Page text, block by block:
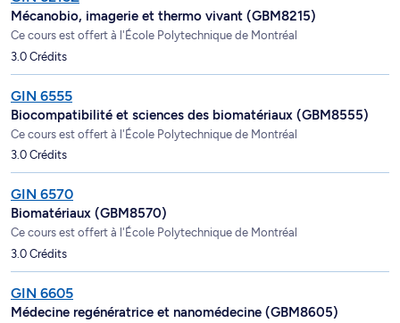
Mécanobio, imagerie et thermo vivant (GBM8215)
Ce cours est offert à l'École Polytechnique de Montréal
3.0 Crédits
GIN 6555
Biocompatibilité et sciences des biomatériaux (GBM8555)
Ce cours est offert à l'École Polytechnique de Montréal
3.0 Crédits
GIN 6570
Biomatériaux (GBM8570)
Ce cours est offert à l'École Polytechnique de Montréal
3.0 Crédits
GIN 6605
Médecine regénératrice et nanomédecine (GBM8605)